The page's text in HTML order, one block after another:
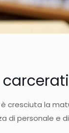
cresciuta la
di personale e